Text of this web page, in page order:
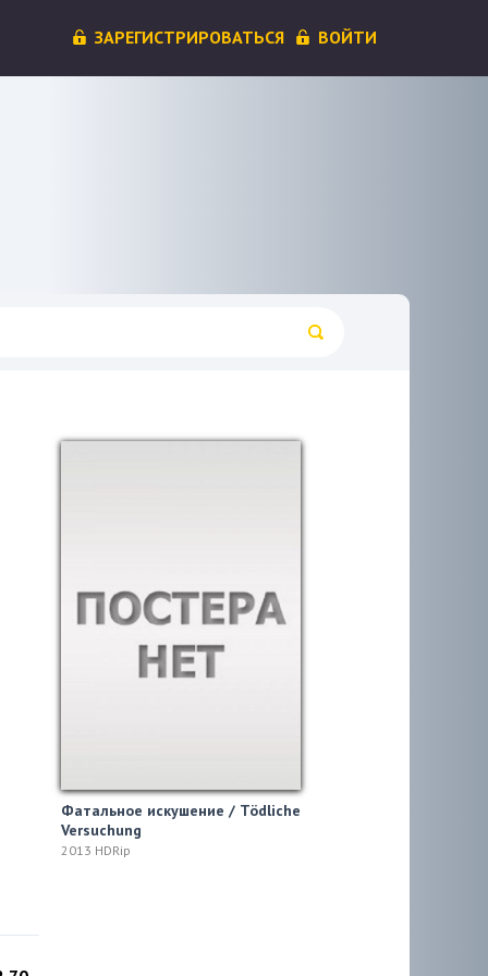
ЗАРЕГИСТРИРОВАТЬСЯ ВОЙТИ
Фатальное искушение / Tödliche
Versuchung
2013 HDRip